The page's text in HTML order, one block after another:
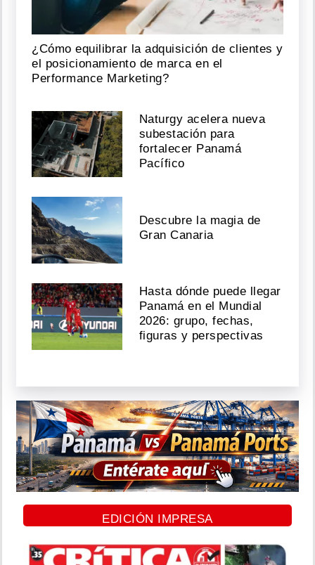
¿Cómo equilibrar la adquisición de clientes y
el posicionamiento de marca en el
Performance Marketing?
Naturgy acelera nueva
subestación para
fortalecer Panamá
Pacífico
Descubre la magia de
Gran Canaria
Hasta dónde puede llegar
Panamá en el Mundial
2026: grupo, fechas,
figuras y perspectivas
EDICIÓN IMPRESA